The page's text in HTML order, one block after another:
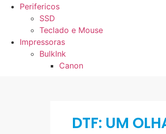
Perifericos
SSD
Teclado e Mouse
Impressoras
BulkInk
Canon
DTF: UM